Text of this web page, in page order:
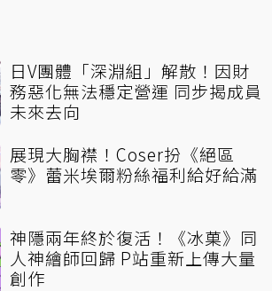
日V團體「深淵組」解散！因財
務惡化無法穩定營運 同步揭成員
未來去向
展現大胸襟！Coser扮《絕區
零》蕾米埃爾粉絲福利給好給滿
神隱兩年終於復活！《冰菓》同
人神繪師回歸 P站重新上傳大量
創作